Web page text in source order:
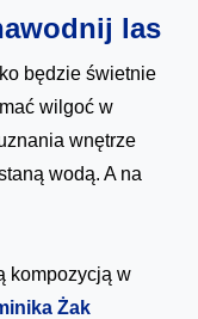
las
będzie świetnie
wilgoć w
wnętrze
wodą. A na
kompozycją w
Żak